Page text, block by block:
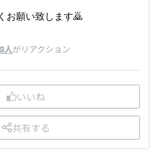
願い致します🙇
人がリアクション
いいね
共有する